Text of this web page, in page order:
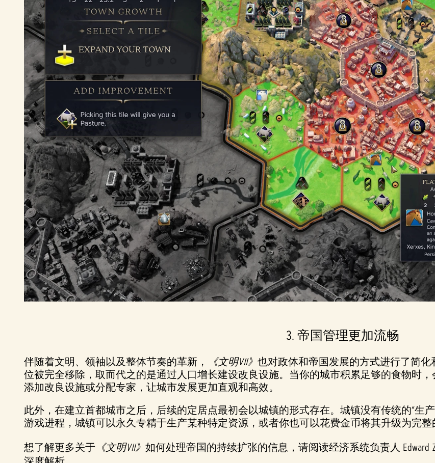
3. 帝国管理更加流畅
伴随着文明、领袖以及整体节奏的革新， 《文明VII》 也对政体和帝国发展的方式进行了简
位被完全移除，取而代之的是通过人口增长建设改良设施。当你的城市积累足够的食物时
添加改良设施或分配专家，让城市发展更加直观和高效。
此外，在建立首都城市之后，后续的定居点最初会以城镇的形式存在。城镇没有传统的“生
游戏进程，城镇可以永久专精于生产某种特定资源，或者你也可以花费金币将其升级为完整
想了解更多关于 《文明VII》 如何处理帝国的持续扩张的信息，请阅读经济系统负责人 Edward